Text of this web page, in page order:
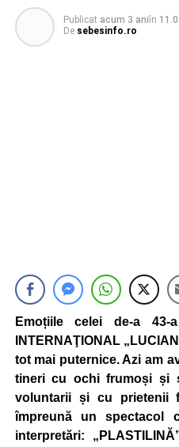
Publicat acum 3 aniîn
De sebesinfo.ro
Emoțiile celei de-a 43-
INTERNAŢIONAL
tot mai puternice. Azi am
tineri cu ochi frumoși și
voluntarii și cu prietenii
împreună un spectacol
interpretări: